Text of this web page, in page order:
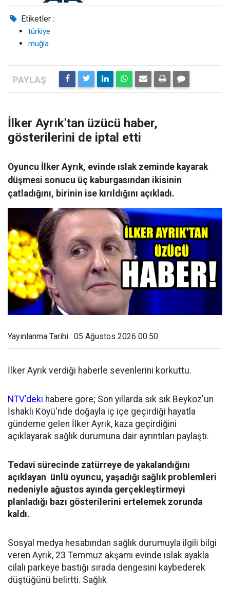
Etiketler :
türkiye
muğla
İlker Ayrık'tan üzücü haber,
gösterilerini de iptal etti
Oyuncu İlker Ayrık, evinde ıslak zeminde kayarak
düşmesi sonucu üç kaburgasından ikisinin
çatladığını, birinin ise kırıldığını açıkladı.
Yayınlanma Tarihi : 05 Ağustos 2026 00:50
İlker Ayrık verdiği haberle sevenlerini korkuttu.
NTV'deki habere göre; Son yıllarda sık sık Beykoz'un
İshaklı Köyü'nde doğayla iç içe geçirdiği hayatla
gündeme gelen İlker Ayrık, kaza geçirdiğini
açıklayarak sağlık durumuna dair ayrıntıları paylaştı.
Tedavi sürecinde zatürreye de yakalandığını
açıklayan ünlü oyuncu, yaşadığı sağlık problemleri
nedeniyle ağustos ayında gerçekleştirmeyi
planladığı bazı gösterilerini ertelemek zorunda
kaldı.
Sosyal medya hesabından sağlık durumuyla ilgili bilgi
veren Ayrık, 23 Temmuz akşamı evinde ıslak ayakla
cilalı parkeye bastığı sırada dengesini kaybederek
düştüğünü belirtti. Sağlık